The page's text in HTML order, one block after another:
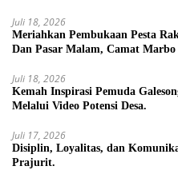
Juli 18, 2026
Meriahkan Pembukaan Pesta
Dan Pasar Malam, Camat
Juli 18, 2026
Kemah Inspirasi Pemuda
Melalui Video Potensi Desa.
Juli 17, 2026
Disiplin, Loyalitas, dan
Prajurit.